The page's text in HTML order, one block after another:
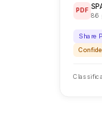
PDF
86
Share